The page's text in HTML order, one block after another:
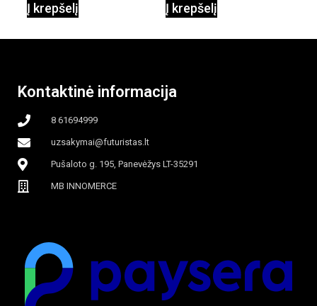
garinamasis,
apšvietimas
Į krepšelį Į krepšelį
Kontaktinė informacija
8 61694999
uzsakymai@futuristas.lt
Pušaloto g. 195, Panevėžys LT-35291
MB INNOMERCE